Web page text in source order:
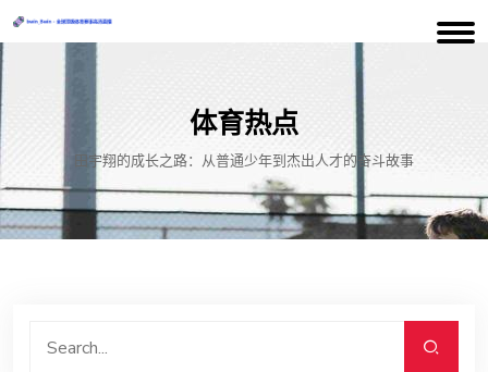
体育热点
田宇翔的成长之路：从普通少年到杰出人才的奋斗故事